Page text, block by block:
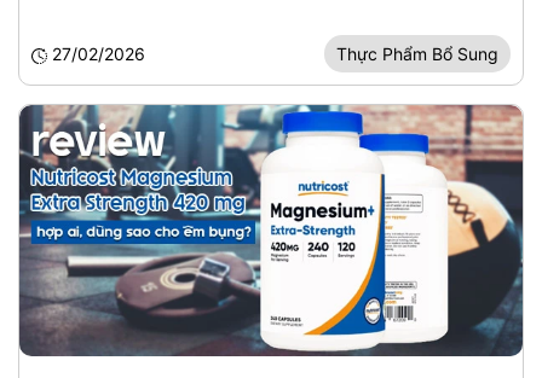
27/02/2026 Thực Phẩm Bổ Sung